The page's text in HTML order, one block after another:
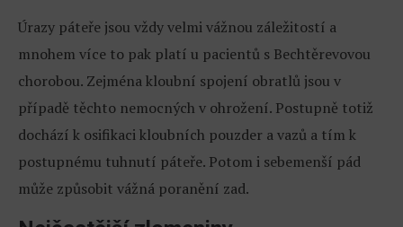
Úrazy páteře jsou vždy velmi vážnou záležitostí a
mnohem více to pak platí u pacientů s Bechtěrevovou
chorobou. Zejména kloubní spojení obratlů jsou v
případě těchto nemocných v ohrožení. Postupně totiž
dochází k osifikaci kloubních pouzder a vazů a tím k
postupnému tuhnutí páteře. Potom i sebemenší pád
může způsobit vážná poranění zad.